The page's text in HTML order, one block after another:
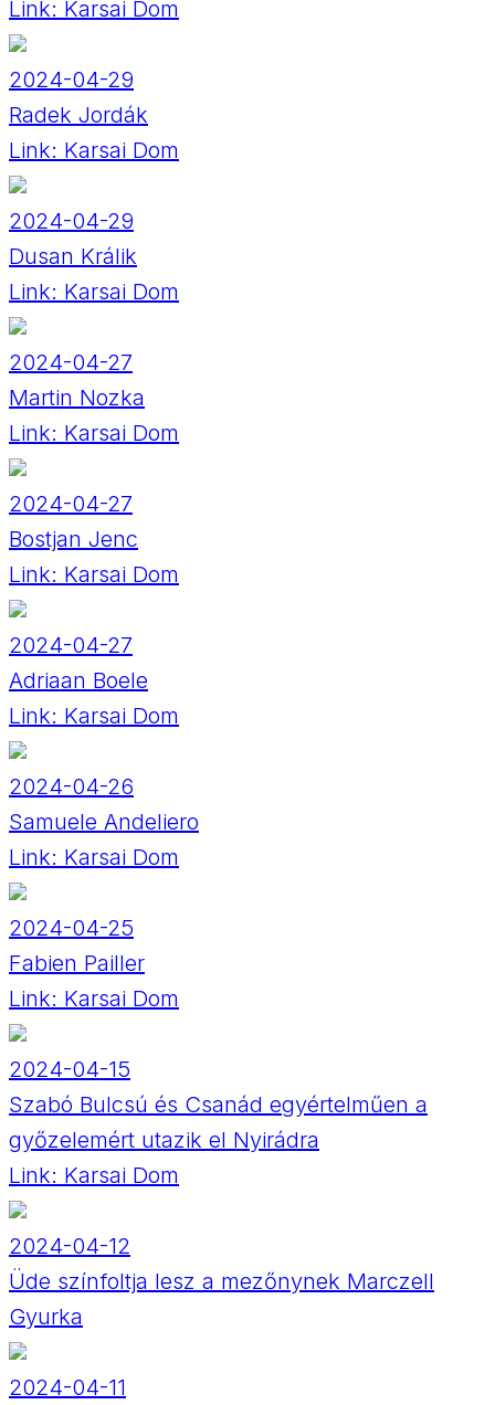
Link: Karsai Dom
2024-04-29
Radek Jordák
Link: Karsai Dom
2024-04-29
Dusan Králik
Link: Karsai Dom
2024-04-27
Martin Nozka
Link: Karsai Dom
2024-04-27
Bostjan Jenc
Link: Karsai Dom
2024-04-27
Adriaan Boele
Link: Karsai Dom
2024-04-26
Samuele Andeliero
Link: Karsai Dom
2024-04-25
Fabien Pailler
Link: Karsai Dom
2024-04-15
Szabó Bulcsú és Csanád egyértelműen a
győzelemért utazik el Nyirádra
Link: Karsai Dom
2024-04-12
Üde színfoltja lesz a mezőnynek Marczell
Gyurka
2024-04-11